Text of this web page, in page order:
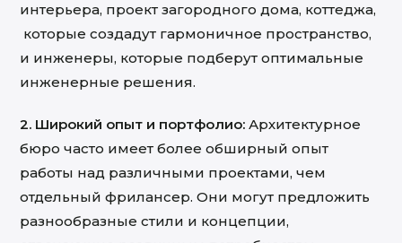
интерьера, проект загородного дома, коттеджа,
которые создадут гармоничное пространство,
и инженеры, которые подберут оптимальные
инженерные решения.
2. Широкий опыт и портфолио: Архитектурное
бюро часто имеет более обширный опыт
работы над различными проектами, чем
отдельный фрилансер. Они могут предложить
разнообразные стили и концепции,